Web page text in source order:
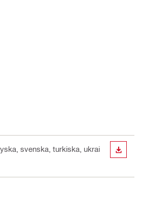
svenska, turkiska, ukrai
LADDA